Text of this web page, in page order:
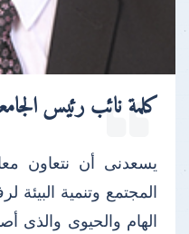
كلمة نائب رئيس
يسعدنى أن نتعاون
المجتمع وتنمية البيئة
الهام والحيوى والذى